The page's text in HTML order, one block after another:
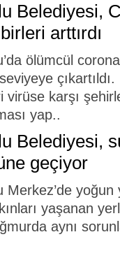
Belediyesi,
arttırdı
ölümcül
karşı
yap..
Belediyesi,
geçiyor
Merkez’de
yaşanan
aynı